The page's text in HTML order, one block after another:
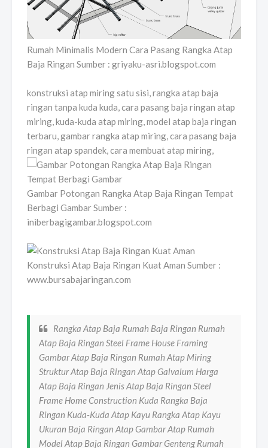
Rumah Minimalis Modern Cara Pasang Rangka Atap
Baja Ringan Sumber : griyaku-asri.blogspot.com
konstruksi atap miring satu sisi, rangka atap baja
ringan tanpa kuda kuda, cara pasang baja ringan atap
miring, kuda-kuda atap miring, model atap baja ringan
terbaru, gambar rangka atap miring, cara pasang baja
ringan atap spandek, cara membuat atap miring,
Gambar Potongan Rangka Atap Baja Ringan Tempat
Berbagi Gambar Sumber :
iniberbagigambar.blogspot.com
Konstruksi Atap Baja Ringan Kuat Aman Sumber :
www.bursabajaringan.com
Rangka Atap Baja Rumah Baja Ringan Rumah
Atap Baja Ringan Steel Frame House Framing
Gambar Atap Baja Ringan Rumah Atap Miring
Struktur Atap Baja Ringan Atap Galvalum Harga
Atap Baja Ringan Jenis Atap Baja Ringan Steel
Frame Home Construction Kuda Rangka Baja
Ringan Kuda-Kuda Atap Kayu Rangka Atap Kayu
Ukuran Baja Ringan Atap Gambar Atap Rumah
Model Atap Baja Ringan Gambar Genteng Rumah